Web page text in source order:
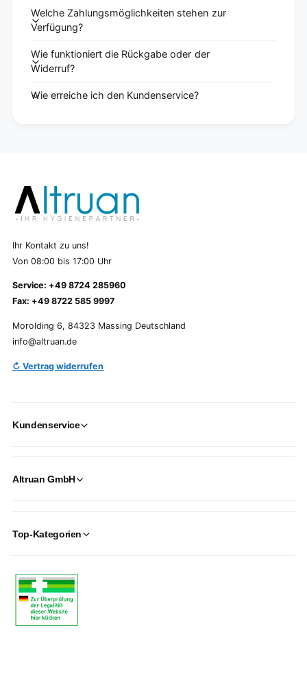
Welche Zahlungsmöglichkeiten stehen zur
Verfügung?
Wie funktioniert die Rückgabe oder der
Widerruf?
Wie erreiche ich den Kundenservice?
Ihr Kontakt zu uns!
Von 08:00 bis 17:00 Uhr
Service: +49 8724 285960
Fax: +49 8722 585 9997
Morolding 6, 84323 Massing Deutschland
info@altruan.de
↻ Vertrag widerrufen
Kundenservice
Altruan GmbH
Top-Kategorien